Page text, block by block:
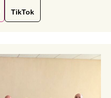
TikTok